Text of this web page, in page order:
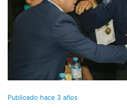
Publicado hace 3 años